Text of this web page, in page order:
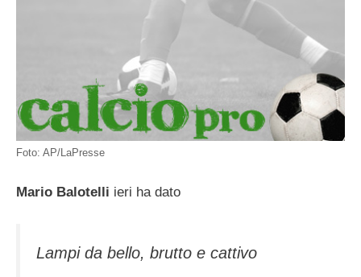
Foto: AP/LaPresse
Mario Balotelli ieri ha dato
Lampi da bello, brutto e cattivo